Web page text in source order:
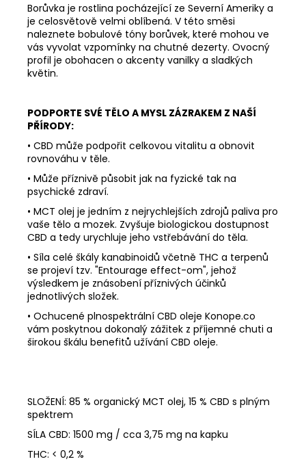
Borůvka je rostlina pocházející ze Severní Ameriky a
je celosvětově velmi oblíbená. V této směsi
naleznete bobulové tóny borůvek, které mohou ve
vás vyvolat vzpomínky na chutné dezerty. Ovocný
profil je obohacen o akcenty vanilky a sladkých
květin.
PODPORTE SVÉ TĚLO A MYSL ZÁZRAKEM Z NAŠÍ
PŘÍRODY:
• CBD může podpořit celkovou vitalitu a obnovit
rovnováhu v těle.
• Může příznivě působit jak na fyzické tak na
psychické zdraví.
• MCT olej je jedním z nejrychlejších zdrojů paliva pro
vaše tělo a mozek. Zvyšuje biologickou dostupnost
CBD a tedy urychluje jeho vstřebávání do těla.
• Síla celé škály kanabinoidů včetně THC a terpenů
se projeví tzv. "Entourage effect-om", jehož
výsledkem je znásobení příznivých účinků
jednotlivých složek.
• Ochucené plnospektrální CBD oleje Konope.co
vám poskytnou dokonalý zážitek z příjemné chuti a
širokou škálu benefitů užívání CBD oleje.
SLOŽENÍ: 85 % organický MCT olej, 15 % CBD s plným
spektrem
SÍLA CBD: 1500 mg / cca 3,75 mg na kapku
THC: < 0,2 %